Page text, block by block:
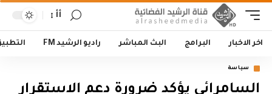
أأ
اخر الاخبار البرامج البث المباشر راديو الرشيد FM
سياسة
السامرائي يؤكد ضرورة دعم الاستقرار